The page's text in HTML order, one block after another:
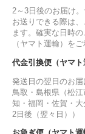
2～3日後のお届け
お送りできる際は
ます。確実な日時
（ヤマト運輸）を
代金引換便（ヤマト
発送日の翌日のお
鳥取・島根県（松
知・福岡・佐賀・
2日後（翌々日））